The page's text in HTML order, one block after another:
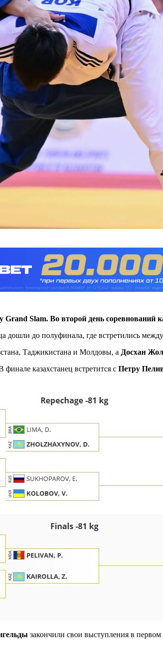
Slam. Во второй день соревнований
дошли до полуфинала, где встретились
Таджикистана и Молдовы, а Досхан
казахстанец встретится с Петру
закончили свои выступления в первом